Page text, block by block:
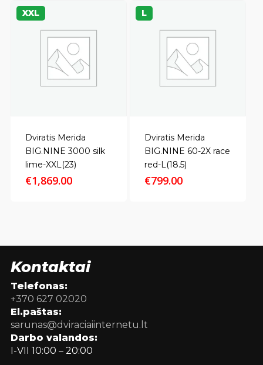
Dviratis Merida
BIG.NINE 3000 silk
lime-XXL(23)
€1,869.00
XXL
Dviratis Merida
BIG.NINE 60-2X race
red-L(18.5)
€799.00
L
Kontaktai
Telefonas:
+370 627 02020
El.paštas:
sarunas@dviraciaiinternetu.lt
Darbo valandos:
I-VII 10:00 – 20:00